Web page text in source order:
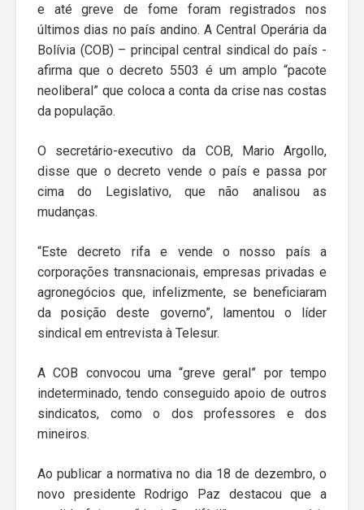
e até greve de fome foram registrados nos
últimos dias no país andino. A Central Operária da
Bolívia (COB) – principal central sindical do país -
afirma que o decreto 5503 é um amplo “pacote
neoliberal” que coloca a conta da crise nas costas
da população.
O secretário-executivo da COB, Mario Argollo,
disse que o decreto vende o país e passa por
cima do Legislativo, que não analisou as
mudanças.
“Este decreto rifa e vende o nosso país a
corporações transnacionais, empresas privadas e
agronegócios que, infelizmente, se beneficiaram
da posição deste governo”, lamentou o líder
sindical em entrevista à Telesur.
A COB convocou uma “greve geral” por tempo
indeterminado, tendo conseguido apoio de outros
sindicatos, como o dos professores e dos
mineiros.
Ao publicar a normativa no dia 18 de dezembro, o
novo presidente Rodrigo Paz destacou que a